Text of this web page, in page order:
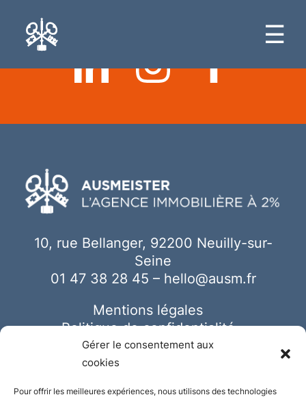
Gérer le consentement aux
cookies
Pour offrir les meilleures expériences, nous utilisons des technologies
☰
10, rue Bellanger, 92200 Neuilly-sur-
Seine
01 47 38 28 45 – hello@ausm.fr
Mentions légales
Politique de confidentialité
Cookies